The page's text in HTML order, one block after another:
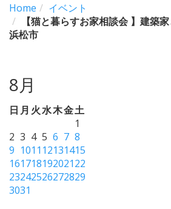
Home
イベント
【猫と暮らすお家相談会 】建築
浜松市
8月
日 月 火水木金土
1
2 3 4 5 6 7 8
9 1011 12131415
16171819202122
23242526272829
3031